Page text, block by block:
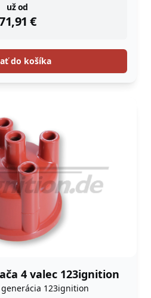
už od
€
instock
do košíka
4 valec 123ignition
generácia 123ignition